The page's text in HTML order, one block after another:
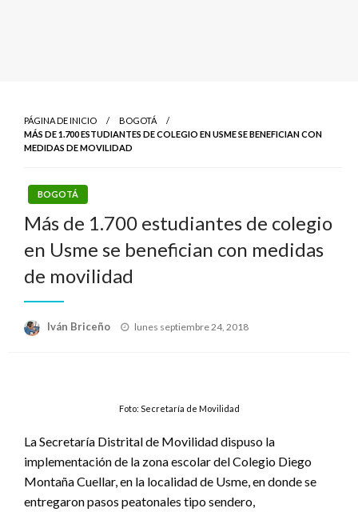
PÁGINA DE INICIO
BOGOTÁ
MÁS DE 1.700 ESTUDIANTES DE COLEGIO EN USME SE BENEFICIAN CON
MEDIDAS DE MOVILIDAD
BOGOTÁ
Más de 1.700 estudiantes de colegio
en Usme se benefician con medidas
de movilidad
Iván Briceño
Publicado
lunes septiembre 24, 2018
Foto: Secretaría de Movilidad
La Secretaría Distrital de Movilidad dispuso la
implementación de la zona escolar del Colegio Diego
Montaña Cuellar, en la localidad de Usme, en donde se
entregaron pasos peatonales tipo sendero,